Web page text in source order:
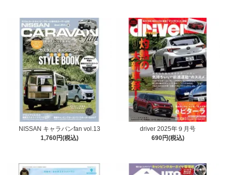
NISSAN キャラバンfan vol.13
1,760円(税込)
driver 2025年９月号
690円(税込)